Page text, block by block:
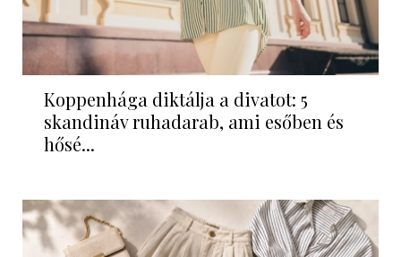
Koppenhága diktálja a divatot: 5
skandináv ruhadarab, ami esőben és
hősé...